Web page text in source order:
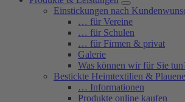
Einstickungen nach
… für Vereine
… für Schulen
… für Firmen & privat
Galerie
Was können wir für Sie
Bestickte Heimtextilien &
… Informationen
Produkte online kaufen